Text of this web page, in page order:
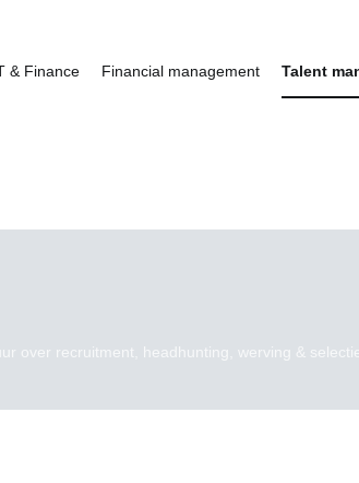
& Finance Financial management Talent
over recruitment, headhunting, werving &